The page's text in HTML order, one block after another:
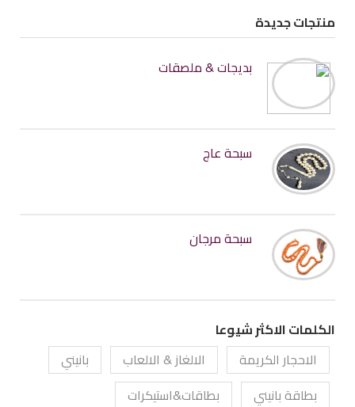
منتجات جديدة
بديجات & ملصقات
سبحة عاج
سبحة مرجان
الكلمات الاكثر شيوعا
الاحجار الكريمة
الالغاز & الالعاب
بانيني
بطاقة بانيني
بطاقات&استيكرات